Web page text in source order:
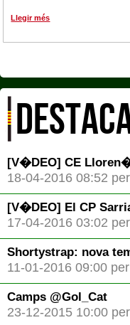
Llegir més
[V�DEO] CE
18-04-2016 08:52
[V�DEO] El CP
17-04-2016 03:02
Shortystrap: nova
11-01-2016 09:00
Camps @Gol_Cat
23-12-2015 10:00